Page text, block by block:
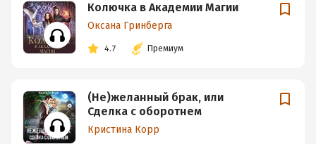
Колючка в Академии Магии
Оксана Гринберга
4.7 Премиум
(Не)желанный брак, или
Сделка с оборотнем
Кристина Корр